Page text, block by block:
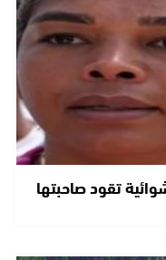
تقود صاحبتها